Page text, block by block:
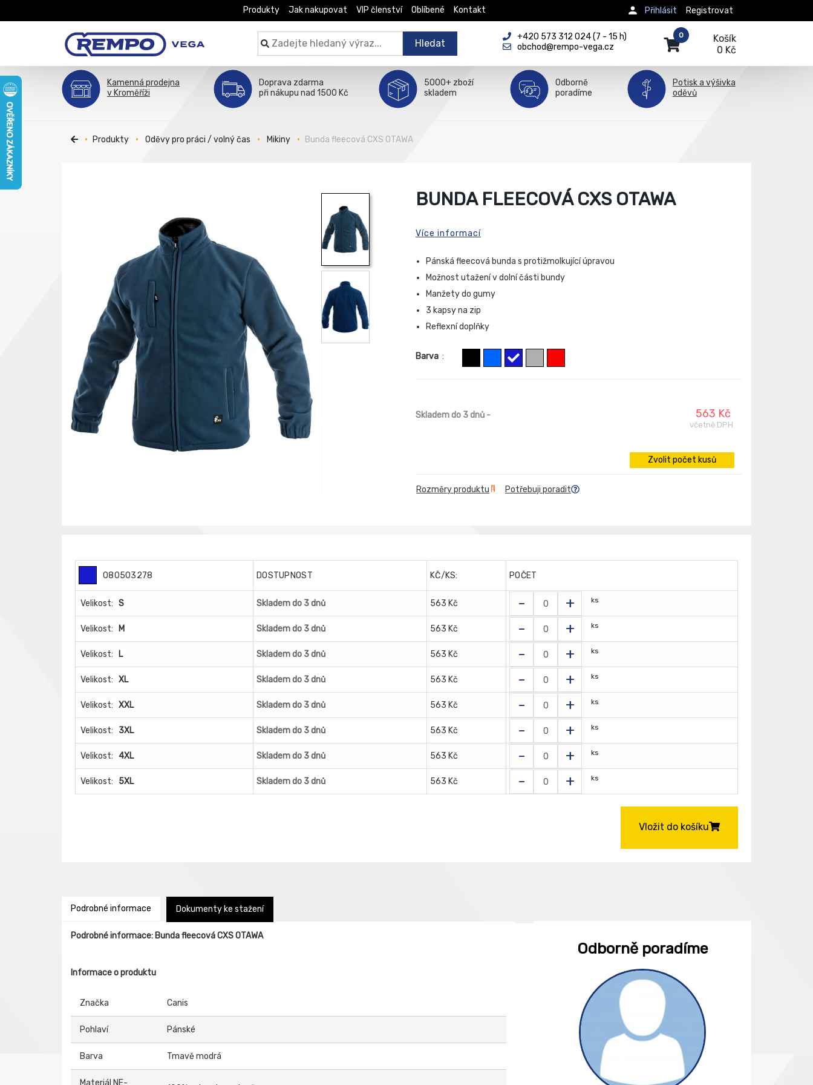
Produkty Jak nakupovat VIP členství Oblíbené Kontakt Registrovat
Přihlásit
Hledat
+420 573 312 024 (7 - 15 h)
obchod@rempo-vega.cz
Košík
0 Kč
0
Kamenná prodejna
v Kroměříži
Doprava zdarma
při nákupu nad 1500 Kč
5000+ zboží
skladem
Odborně
poradíme
Potisk a výšivka
oděvů
Produkty Oděvy pro práci / volný čas Mikiny Bunda fleecová CXS OTAWA
BUNDA FLEECOVÁ CXS OTAWA
Více informací
Pánská fleecová bunda s protižmolkující úpravou
Možnost utažení v dolní části bundy
Manžety do gumy
3 kapsy na zip
Reflexní doplňky
Barva :
Skladem do 3 dnů - 563 Kč
včetně DPH
Zvolit počet kusů
Rozměry produktu Potřebuji poradit
080503278 DOSTUPNOST KČ/KS: POČET
Velikost: S Skladem do 3 dnů 563 Kč - + ks
Velikost: M Skladem do 3 dnů 563 Kč - + ks
Velikost: L Skladem do 3 dnů 563 Kč - + ks
Velikost: XL Skladem do 3 dnů 563 Kč - + ks
Velikost: XXL Skladem do 3 dnů 563 Kč - + ks
Velikost: 3XL Skladem do 3 dnů 563 Kč - + ks
Velikost: 4XL Skladem do 3 dnů 563 Kč - + ks
Velikost: 5XL Skladem do 3 dnů 563 Kč - + ks
Vložit do košíku
Podrobné informace Dokumenty ke stažení
Podrobné informace: Bunda fleecová CXS OTAWA
Informace o produktu
Značka Canis
Pohlaví Pánské
Barva Tmavě modrá
Materiál NE-
Odborně poradíme